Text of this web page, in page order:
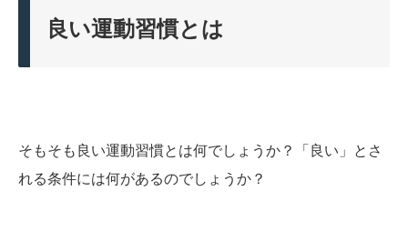
良い運動習慣とは
そもそも良い運動習慣とは何でしょうか？「良い」とさ
れる条件には何があるのでしょうか？